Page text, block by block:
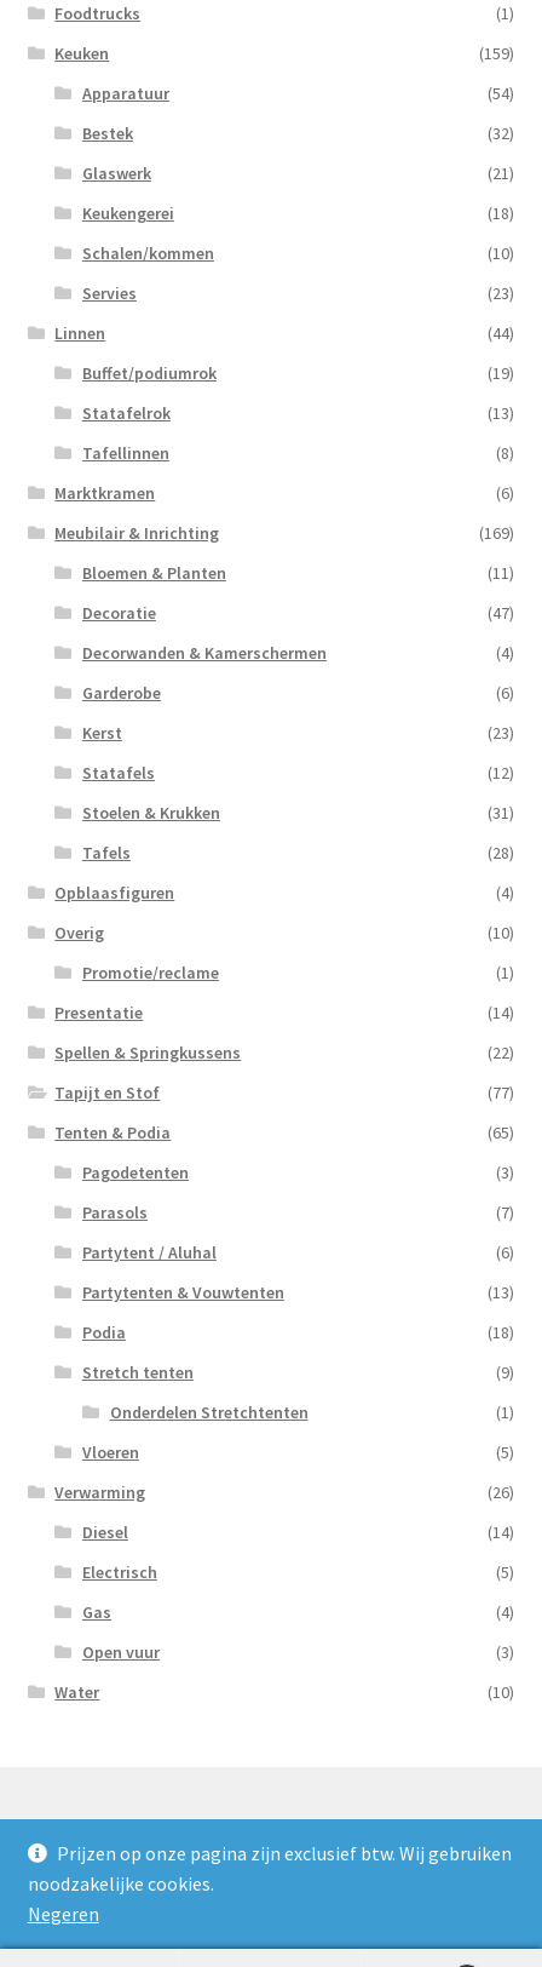
Prijzen op onze pagina zijn exclusief btw. Wij gebruiken
noodzakelijke cookies.
Negeren
Foodtrucks
(1)
Keuken
(159)
Apparatuur
(54)
Bestek
(32)
Glaswerk
(21)
Keukengerei
(18)
Schalen/kommen
(10)
Servies
(23)
Linnen
(44)
Buffet/podiumrok
(19)
Statafelrok
(13)
Tafellinnen
(8)
Marktkramen
(6)
Meubilair & Inrichting
(169)
Bloemen & Planten
(11)
Decoratie
(47)
Decorwanden & Kamerschermen
(4)
Garderobe
(6)
Kerst
(23)
Statafels
(12)
Stoelen & Krukken
(31)
Tafels
(28)
Opblaasfiguren
(4)
Overig
(10)
Promotie/reclame
(1)
Presentatie
(14)
Spellen & Springkussens
(22)
Tapijt en Stof
(77)
Tenten & Podia
(65)
Pagodetenten
(3)
Parasols
(7)
Partytent / Aluhal
(6)
Partytenten & Vouwtenten
(13)
Podia
(18)
Stretch tenten
(9)
Onderdelen Stretchtenten
(1)
Vloeren
(5)
Verwarming
(26)
Diesel
(14)
Electrisch
(5)
Gas
(4)
Open vuur
(3)
Water
(10)
© Nooijens Verhuur 2026
Privacybeleid
Gebouwd met WooCommerce